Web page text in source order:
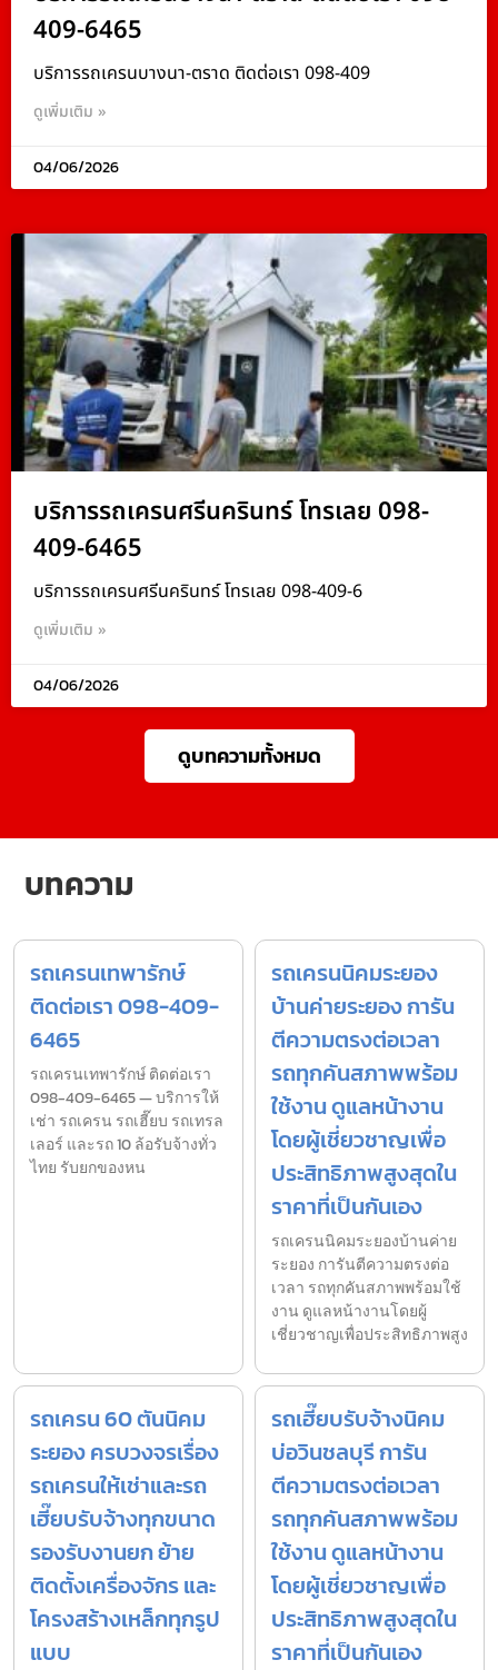
409-6465
บริการรถเครนบางนา-ตราด ติดต่อเรา 098-409
ดูเพิ่มเติม »
04/06/2026
บริการรถเครนศรีนครินทร์ โทรเลย 098-
409-6465
บริการรถเครนศรีนครินทร์ โทรเลย 098-409-6
ดูเพิ่มเติม »
04/06/2026
ดูบทความทั้งหมด
บทความ
รถเครนเทพารักษ์
ติดต่อเรา 098-409-
6465
รถเครนเทพารักษ์ ติดต่อเรา
098-409-6465 — บริการให้
เช่า รถเครน รถเฮี๊ยบ รถเทรล
เลอร์ และรถ 10 ล้อรับจ้างทั่ว
ไทย รับยกของหน
รถเครนนิคมระยอง
บ้านค่ายระยอง การัน
ตีความตรงต่อเวลา
รถทุกคันสภาพพร้อม
ใช้งาน ดูแลหน้างาน
โดยผู้เชี่ยวชาญเพื่อ
ประสิทธิภาพสูงสุดใน
ราคาที่เป็นกันเอง
รถเครนนิคมระยองบ้านค่าย
ระยอง การันตีความตรงต่อ
เวลา รถทุกคันสภาพพร้อมใช้
งาน ดูแลหน้างานโดยผู้
เชี่ยวชาญเพื่อประสิทธิภาพสูง
รถเครน 60 ตันนิคม
ระยอง ครบวงจรเรื่อง
รถเครนให้เช่าและรถ
เฮี๊ยบรับจ้างทุกขนาด
รองรับงานยก ย้าย
ติดตั้งเครื่องจักร และ
โครงสร้างเหล็กทุกรูป
แบบ
รถเฮี๊ยบรับจ้างนิคม
บ่อวินชลบุรี การัน
ตีความตรงต่อเวลา
รถทุกคันสภาพพร้อม
ใช้งาน ดูแลหน้างาน
โดยผู้เชี่ยวชาญเพื่อ
ประสิทธิภาพสูงสุดใน
ราคาที่เป็นกันเอง